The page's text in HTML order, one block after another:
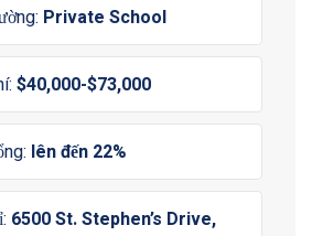
Private School
$40,000-$73,000
lên đến 22%
6500 St. Stephen’s Drive,